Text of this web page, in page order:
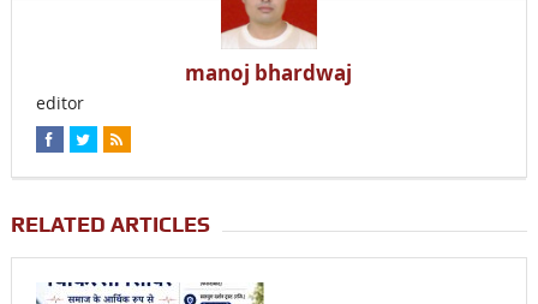
manoj bhardwaj
editor
RELATED ARTICLES